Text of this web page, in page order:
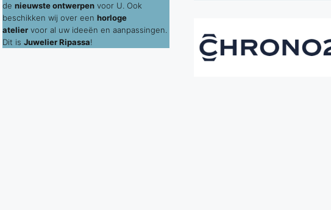
de nieuwste ontwerpen voor U. Ook
beschikken wij over een horloge
atelier voor al uw ideeën en aanpassingen.
Dit is Juwelier Ripassa!